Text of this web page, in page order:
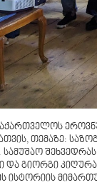
თემაზე:
სამუშაო
და გიორგი
ისტორიის